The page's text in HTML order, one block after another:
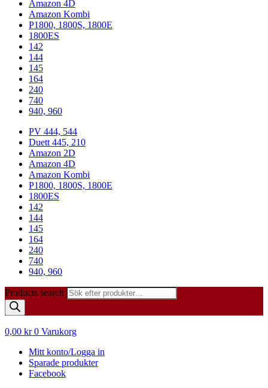
Amazon 4D
Amazon Kombi
P1800, 1800S, 1800E
1800ES
142
144
145
164
240
740
940, 960
PV 444, 544
Duett 445, 210
Amazon 2D
Amazon 4D
Amazon Kombi
P1800, 1800S, 1800E
1800ES
142
144
145
164
240
740
940, 960
Products search
0,00 kr 0 Varukorg
Mitt konto/Logga in
Sparade produkter
Facebook